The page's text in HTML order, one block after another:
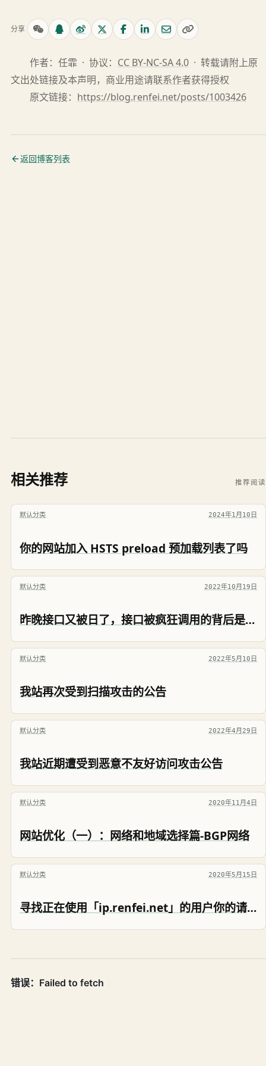
分享
作者：任霏 · 协议： CC BY-NC-SA 4.0· 转载请附上原
文出处链接及本声明，商业用途请联系作者获得授权
原文链接： https://blog.renfei.net/posts/1003426
返回博客列表
相关推荐 推荐阅读
默认分类 2024年1月10日
你的网站加入 HSTS preload 预加载列表了吗
默认分类 2022年10月19日
昨晚接口又被日了，接口被疯狂调用的背后是人是鬼？是道德的沦丧还是人性的扭曲？
默认分类 2022年5月10日
我站再次受到扫描攻击的公告
默认分类 2022年4月29日
我站近期遭受到恶意不友好访问攻击公告
默认分类 2020年11月4日
网站优化（一）：网络和地域选择篇-BGP网络
默认分类 2020年5月15日
寻找正在使用「ip.renfei.net」的用户你的请求太快了